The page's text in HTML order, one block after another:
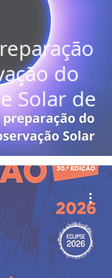
do
Solar de